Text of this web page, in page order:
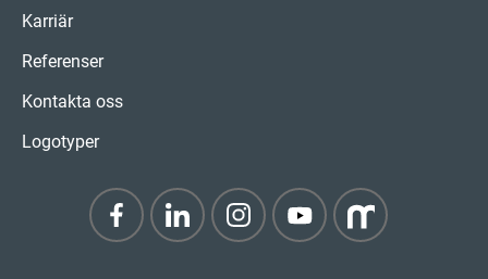
Karriär
Referenser
Kontakta oss
Logotyper